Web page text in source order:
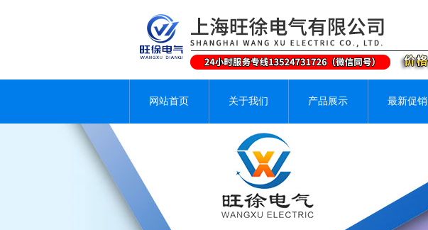
网站首页 关于我们 产品展示 最新促销